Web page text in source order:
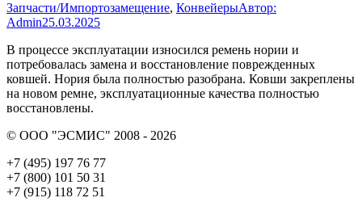
Запчасти/Импортозамещение, КонвейерыАвтор:
Admin25.03.2025
В процессе эксплуатации износился ремень нории и
потребовалась замена и восстановление поврежденных
ковшей. Нория была полностью разобрана. Ковши закреплены
на новом ремне, эксплуатационные качества полностью
восстановлены.
© ООО "ЭСМИС" 2008 - 2026
+7 (495) 197 76 77
+7 (800) 101 50 31
+7 (915) 118 72 51